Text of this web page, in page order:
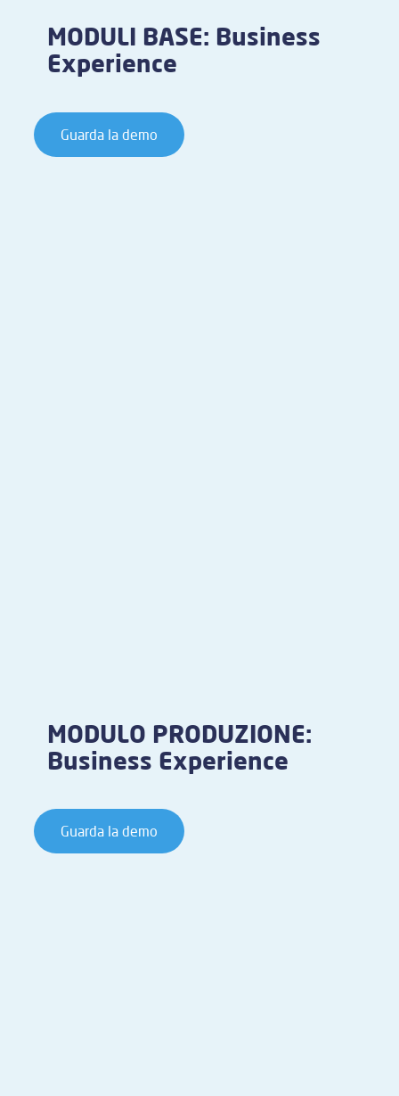
MODULI BASE: Business
Experience
Guarda la demo
MODULO PRODUZIONE:
Business Experience
Guarda la demo